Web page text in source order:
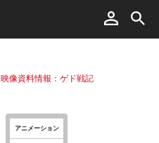
映像資料情報：ゲド戦記
アニメーション